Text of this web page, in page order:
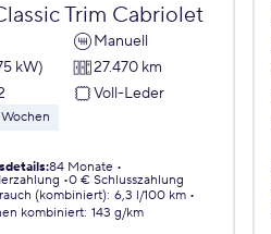
Trim Cabriolet
Manuell
kW)
27.470 km
Voll-Leder
:84 Monate
0 € Schlusszahlung
(kombiniert): 6,3 l/100 km
kombiniert: 143 g/km